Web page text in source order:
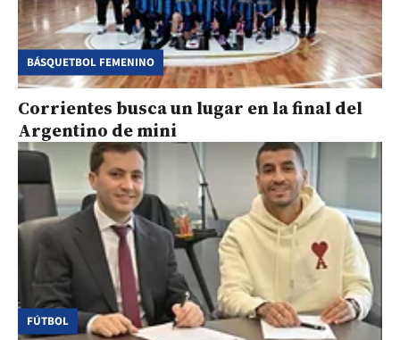
BÁSQUETBOL FEMENINO
Corrientes busca un lugar en la final del
Argentino de mini
FÚTBOL